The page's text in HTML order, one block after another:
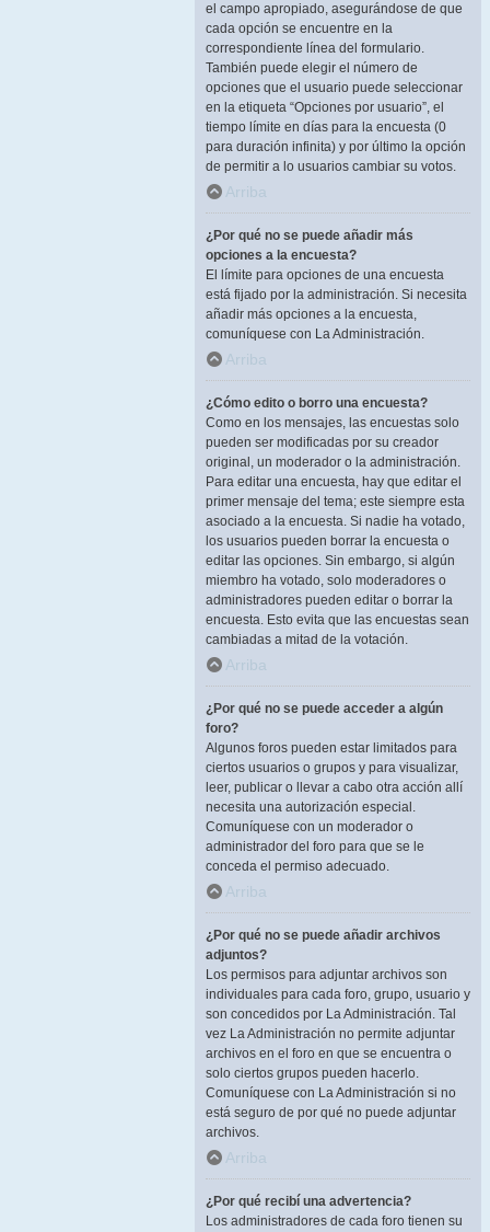
el campo apropiado, asegurándose de que
cada opción se encuentre en la
correspondiente línea del formulario.
También puede elegir el número de
opciones que el usuario puede seleccionar
en la etiqueta “Opciones por usuario”, el
tiempo límite en días para la encuesta (0
para duración infinita) y por último la opción
de permitir a lo usuarios cambiar su votos.
Arriba
¿Por qué no se puede añadir más
opciones a la encuesta?
El límite para opciones de una encuesta
está fijado por la administración. Si necesita
añadir más opciones a la encuesta,
comuníquese con La Administración.
Arriba
¿Cómo edito o borro una encuesta?
Como en los mensajes, las encuestas solo
pueden ser modificadas por su creador
original, un moderador o la administración.
Para editar una encuesta, hay que editar el
primer mensaje del tema; este siempre esta
asociado a la encuesta. Si nadie ha votado,
los usuarios pueden borrar la encuesta o
editar las opciones. Sin embargo, si algún
miembro ha votado, solo moderadores o
administradores pueden editar o borrar la
encuesta. Esto evita que las encuestas sean
cambiadas a mitad de la votación.
Arriba
¿Por qué no se puede acceder a algún
foro?
Algunos foros pueden estar limitados para
ciertos usuarios o grupos y para visualizar,
leer, publicar o llevar a cabo otra acción allí
necesita una autorización especial.
Comuníquese con un moderador o
administrador del foro para que se le
conceda el permiso adecuado.
Arriba
¿Por qué no se puede añadir archivos
adjuntos?
Los permisos para adjuntar archivos son
individuales para cada foro, grupo, usuario y
son concedidos por La Administración. Tal
vez La Administración no permite adjuntar
archivos en el foro en que se encuentra o
solo ciertos grupos pueden hacerlo.
Comuníquese con La Administración si no
está seguro de por qué no puede adjuntar
archivos.
Arriba
¿Por qué recibí una advertencia?
Los administradores de cada foro tienen su